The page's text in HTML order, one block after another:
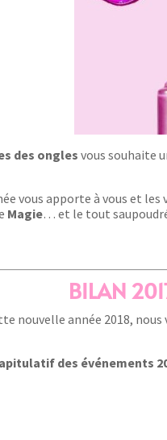
des ongles vous souhaite
vous apporte à vous et les
Magie… et le tout
BILAN
nouvelle année 2018, nous
des événements